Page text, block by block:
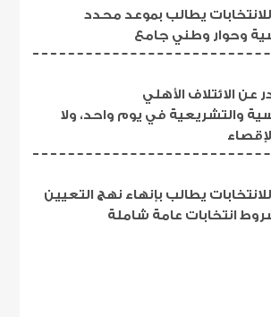
للانتخابات يطالب بموعد محدد
وحوار وطني جامع
الائتلاف الأهلي
والتشريعية في يوم واحد، ولا
يطالب بإنهاء نهج التعيين
انتخابات عامة شاملة